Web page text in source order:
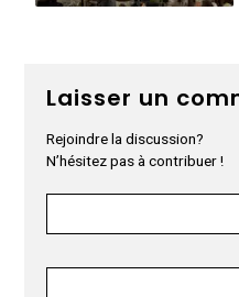
Laisser un
Rejoindre la discussion?
N’hésitez pas à contribuer !